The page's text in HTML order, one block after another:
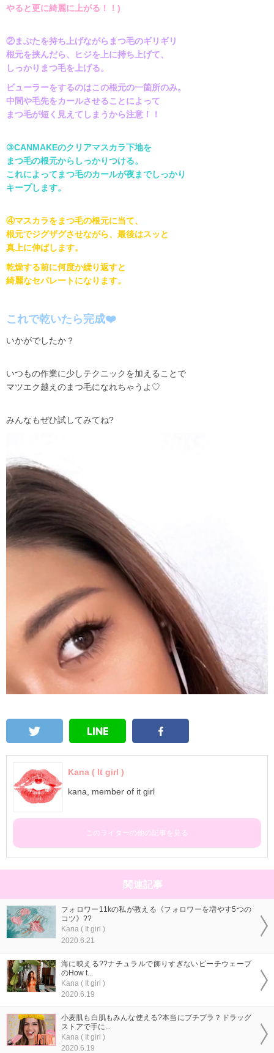
やると更に綺麗に上がる！！ )
②まぶたを持ち上げながらまつ毛のギリギリ
根元を挟んだら、ヒジを上に持ち上げて、
しっかりまつ毛を上げる。
ビューラーをするのはこの根元の一箇所のみ。
中間や毛先をカールさせることによって
まつ毛が短く見えてしまうから注意！！
③CANMAKEのクリアマスカラ下地を
まつ毛の根元からしっかりつける。
これによってまつ毛のカールが夜までしっかり
キープします。
④マスカラをまつ毛の根元に当て、
根元でジグザグさせながら、最後はスッと
真上に伸ばします。
乾燥する前に何度か繰り返すと
綺麗なセパレートになります。
これで乾いたら完成❤️
いかがでしたか？
いつもの作業に少しテクニックを加えることで
マツエク越えのまつ毛になれちゃうよ ♡
みんなもぜひ試してみてね?
Kana ( It girl )
kana, member of it girl
このライターの他の記事を見る
関連記事
フォロワー11kの私が教える《フォロワーを増やす5つの
コツ》??
Kana ( It girl )
2020.6.21
海に映える??ナチュラルで飾りすぎないビーチウェーブ
のHow t...
Kana ( It girl )
2020.6.19
小麦肌も白肌もみんな使える?本当にプチプラ？ドラッグ
ストアで手に...
Kana ( It girl )
2020.6.19